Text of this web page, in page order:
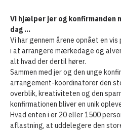
Vi hjælper jer og konfirmanden
dag …
Vi har gennem årene opnået en
i at arrangere mærkedage og
alt hvad der dertil hører.
Sammen med jer og den unge
arrangement-koordinatorer den
overblik, kreativiteten og den
konfirmationen bliver en unik
Hvad enten i er 20 eller 1500
aflastning, at uddelegere den